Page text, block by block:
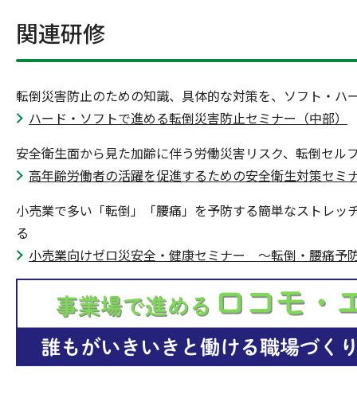
関連研修
転倒災害防止のための知識、具体的な対策を、ソフト・
ハード・ソフトで進める転倒災害防止セミナー（中部）
安全衛生面から見た加齢に伴う労働災害リスク、転倒セ
高年齢労働者の活躍を促進するための安全衛生対策セミ
小売業で多い「転倒」「腰痛」を予防する簡単なストレ
る
小売業向けゼロ災安全・健康セミナー ～転倒・腰痛予